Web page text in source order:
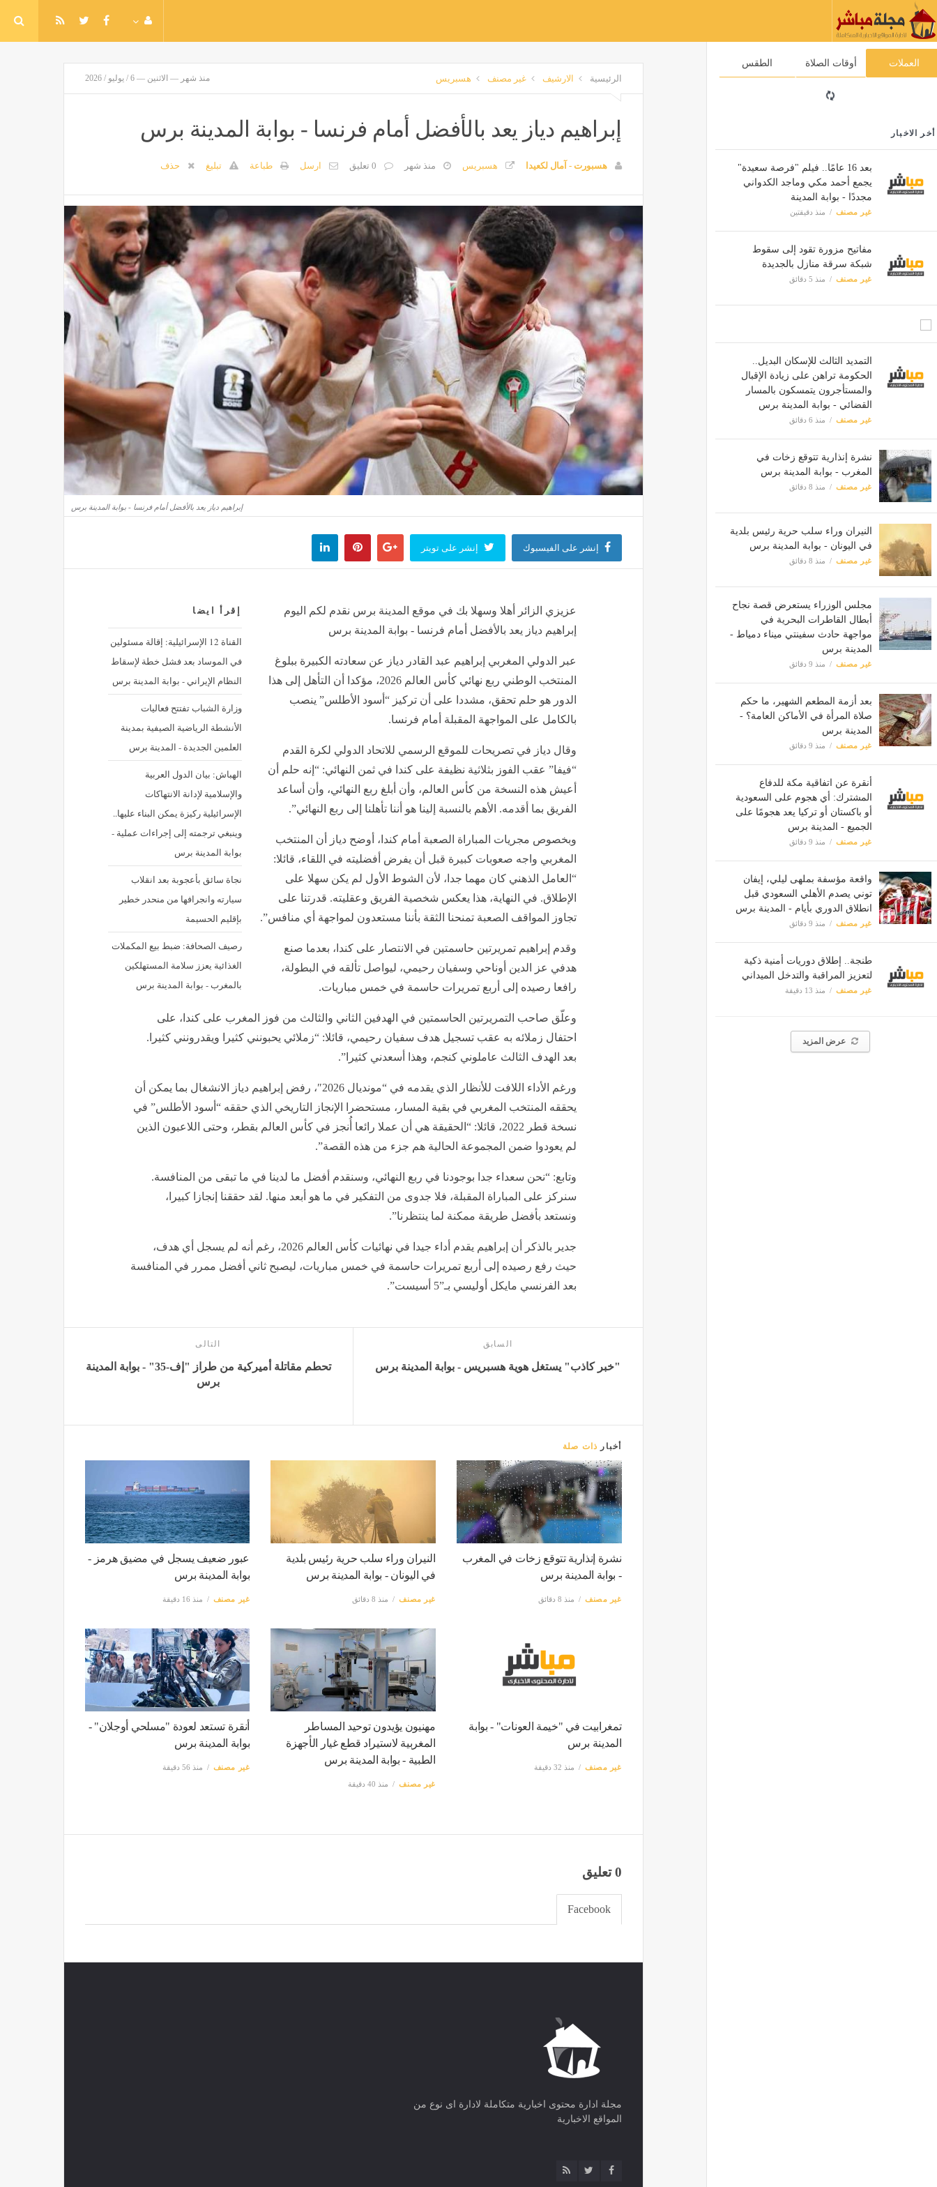
العملات أوقات الصلاة الطقس
أخر الاخبار
بعد 16 عامًا.. فيلم "فرصة سعيدة"
يجمع أحمد مكي وماجد الكدواني
مجددًا - بوابة المدينة
غير مصنف منذ دقيقتين
مفاتيح مزورة تقود إلى سقوط
شبكة سرقة منازل بالجديدة
غير مصنف منذ 5 دقائق
التمديد الثالث للإسكان البديل..
الحكومة تراهن على زيادة الإقبال
والمستأجرون يتمسكون بالمسار
القضائي - بوابة المدينة برس
غير مصنف منذ 6 دقائق
نشرة إنذارية تتوقع زخات في
المغرب - بوابة المدينة برس
غير مصنف منذ 8 دقائق
النيران وراء سلب حرية رئيس بلدية
في اليونان - بوابة المدينة برس
غير مصنف منذ 8 دقائق
مجلس الوزراء يستعرض قصة نجاح
أبطال القاطرات البحرية في
مواجهة حادث سفينتي ميناء دمياط -
المدينة برس
غير مصنف منذ 9 دقائق
بعد أزمة المطعم الشهير، ما حكم
صلاة المرأة في الأماكن العامة؟ -
المدينة برس
غير مصنف منذ 9 دقائق
أنقرة عن اتفاقية مكة للدفاع
المشترك: أي هجوم على السعودية
أو باكستان أو تركيا يعد هجومًا على
الجميع - المدينة برس
غير مصنف منذ 9 دقائق
واقعة مؤسفة بملهى ليلي، إيفان
توني يصدم الأهلي السعودي قبل
انطلاق الدوري بأيام - المدينة برس
غير مصنف منذ 9 دقائق
طنجة.. إطلاق دوريات أمنية ذكية
لتعزيز المراقبة والتدخل الميداني
غير مصنف منذ 13 دقيقة
عرض المزيد
الرئيسية الارشيف غير مصنف هسبريس منذ شهر — الاثنين — 6 / يوليو / 2026
إبراهيم دياز يعد بالأفضل أمام فرنسا - بوابة المدينة برس
هسبورت - آمال لكعيدا هسبريس منذ شهر 0 تعليق ارسل طباعة تبليغ حذف
إبراهيم دياز يعد بالأفضل أمام فرنسا - بوابة المدينة برس
إنشر على الفيسبوك إنشر على تويتر
إقرأ ايضا
القناة 12 الإسرائيلية: إقالة مسئولين
في الموساد بعد فشل خطة لإسقاط
النظام الإيراني - بوابة المدينة برس
وزارة الشباب تفتتح فعاليات
الأنشطة الرياضية الصيفية بمدينة
العلمين الجديدة - المدينة برس
الهباش: بيان الدول العربية
والإسلامية لإدانة الانتهاكات
الإسرائيلية ركيزة يمكن البناء عليها..
وينبغي ترجمته إلى إجراءات عملية -
بوابة المدينة برس
نجاة سائق بأعجوبة بعد انقلاب
سيارته وانجرافها من منحدر خطير
بإقليم الحسيمة
رصيف الصحافة: ضبط بيع المكملات
الغذائية يعزز سلامة المستهلكين
بالمغرب - بوابة المدينة برس
عزيزي الزائر أهلا وسهلا بك في موقع المدينة برس نقدم لكم اليوم
إبراهيم دياز يعد بالأفضل أمام فرنسا - بوابة المدينة برس
عبر الدولي المغربي إبراهيم عبد القادر دياز عن سعادته الكبيرة ببلوغ
المنتخب الوطني ربع نهائي كأس العالم 2026، مؤكدا أن التأهل إلى هذا
الدور هو حلم تحقق، مشددا على أن تركيز “أسود الأطلس” ينصب
بالكامل على المواجهة المقبلة أمام فرنسا.
وقال دياز في تصريحات للموقع الرسمي للاتحاد الدولي لكرة القدم
“فيفا” عقب الفوز بثلاثية نظيفة على كندا في ثمن النهائي: “إنه حلم أن
أعيش هذه النسخة من كأس العالم، وأن أبلغ ربع النهائي، وأن أساعد
الفريق بما أقدمه. الأهم بالنسبة إلينا هو أننا تأهلنا إلى ربع النهائي”.
وبخصوص مجريات المباراة الصعبة أمام كندا، أوضح دياز أن المنتخب
المغربي واجه صعوبات كبيرة قبل أن يفرض أفضليته في اللقاء، قائلا:
“العامل الذهني كان مهما جدا، لأن الشوط الأول لم يكن سهلا على
الإطلاق. في النهاية، هذا يعكس شخصية الفريق وعقليته. قدرتنا على
تجاوز المواقف الصعبة تمنحنا الثقة بأننا مستعدون لمواجهة أي منافس”.
وقدم إبراهيم تمريرتين حاسمتين في الانتصار على كندا، بعدما صنع
هدفي عز الدين أوناحي وسفيان رحيمي، ليواصل تألقه في البطولة،
رافعا رصيده إلى أربع تمريرات حاسمة في خمس مباريات.
وعلّق صاحب التمريرتين الحاسمتين في الهدفين الثاني والثالث من فوز المغرب على كندا، على
احتفال زملائه به عقب تسجيل هدف سفيان رحيمي، قائلا: “زملائي يحبونني كثيرا ويقدرونني كثيرا.
بعد الهدف الثالث عاملوني كنجم، وهذا أسعدني كثيرا”.
ورغم الأداء اللافت للأنظار الذي يقدمه في “مونديال 2026″، رفض إبراهيم دياز الانشغال بما يمكن أن
يحققه المنتخب المغربي في بقية المسار، مستحضرا الإنجاز التاريخي الذي حققه “أسود الأطلس” في
نسخة قطر 2022، قائلا: “الحقيقة هي أن عملا رائعا أُنجز في كأس العالم بقطر، وحتى اللاعبون الذين
لم يعودوا ضمن المجموعة الحالية هم جزء من هذه القصة”.
وتابع: “نحن سعداء جدا بوجودنا في ربع النهائي، وسنقدم أفضل ما لدينا في ما تبقى من المنافسة.
سنركز على المباراة المقبلة، فلا جدوى من التفكير في ما هو أبعد منها. لقد حققنا إنجازا كبيرا،
ونستعد بأفضل طريقة ممكنة لما ينتظرنا”.
جدير بالذكر أن إبراهيم يقدم أداء جيدا في نهائيات كأس العالم 2026، رغم أنه لم يسجل أي هدف،
حيث رفع رصيده إلى أربع تمريرات حاسمة في خمس مباريات، ليصبح ثاني أفضل ممرر في المنافسة
بعد الفرنسي مايكل أوليسي بـ”5 أسيست”.
السابق
"خبر كاذب" يستغل هوية هسبريس - بوابة المدينة برس
التالى
تحطم مقاتلة أميركية من طراز "إف-35" - بوابة المدينة
برس
أخبار ذات صلة
نشرة إنذارية تتوقع زخات في المغرب
- بوابة المدينة برس
غير مصنف منذ 8 دقائق
النيران وراء سلب حرية رئيس بلدية
في اليونان - بوابة المدينة برس
غير مصنف منذ 8 دقائق
عبور ضعيف يسجل في مضيق هرمز -
بوابة المدينة برس
غير مصنف منذ 16 دقيقة
تمغرابيت في "خيمة العونات" - بوابة
المدينة برس
غير مصنف منذ 32 دقيقة
مهنيون يؤيدون توحيد المساطر
المغربية لاستيراد قطع غيار الأجهزة
الطبية - بوابة المدينة برس
غير مصنف منذ 40 دقيقة
أنقرة تستعد لعودة "مسلحي أوجلان" -
بوابة المدينة برس
غير مصنف منذ 56 دقيقة
0 تعليق
Facebook
مجلة ادارة محتوى اخبارية متكاملة لادارة اى نوع من
المواقع الاخبارية